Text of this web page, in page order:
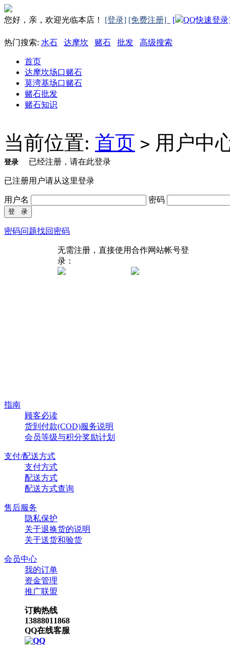
您好，亲，欢迎光临本店！ [登录] [免费注册] [ QQ快速登
热门搜索: 水石 达摩坎 赌石 批发 高级搜索
首页
达摩坎场口赌石
莫湾基场口赌石
赌石批发
赌石知识
当前位置: 首页 > 用户中
登录 已经注册，请在此登录
已注册用户请从这里登录
用户名 密码
密码问题找回密码
无需注册，直接使用合作网站帐号登
录：
指南
顾客必读
货到付款(COD)服务说明
会员等级与积分奖励计划
支付/配送方式
支付方式
配送方式
配送方式查询
售后服务
隐私保护
关于退换货的说明
关于送货和验货
会员中心
我的订单
资金管理
推广联盟
订购热线
13888011868
QQ在线客服